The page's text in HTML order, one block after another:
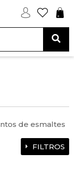
de esmaltes
FILTROS